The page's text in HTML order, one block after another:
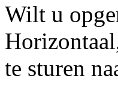
Wilt u
te sturen